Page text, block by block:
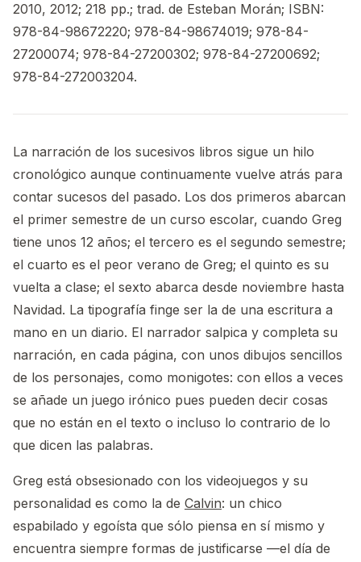
2010, 2012; 218 pp.; trad. de Esteban Morán; ISBN:
978-84-98672220; 978-84-98674019; 978-84-
27200074; 978-84-27200302; 978-84-27200692;
978-84-272003204.
La narración de los sucesivos libros sigue un hilo
cronológico aunque continuamente vuelve atrás para
contar sucesos del pasado. Los dos primeros abarcan
el primer semestre de un curso escolar, cuando Greg
tiene unos 12 años; el tercero es el segundo semestre;
el cuarto es el peor verano de Greg; el quinto es su
vuelta a clase; el sexto abarca desde noviembre hasta
Navidad. La tipografía finge ser la de una escritura a
mano en un diario. El narrador salpica y completa su
narración, en cada página, con unos dibujos sencillos
de los personajes, como monigotes: con ellos a veces
se añade un juego irónico pues pueden decir cosas
que no están en el texto o incluso lo contrario de lo
que dicen las palabras.
Greg está obsesionado con los videojuegos y su
personalidad es como la de Calvin: un chico
espabilado y egoísta que sólo piensa en sí mismo y
encuentra siempre formas de justificarse —el día de